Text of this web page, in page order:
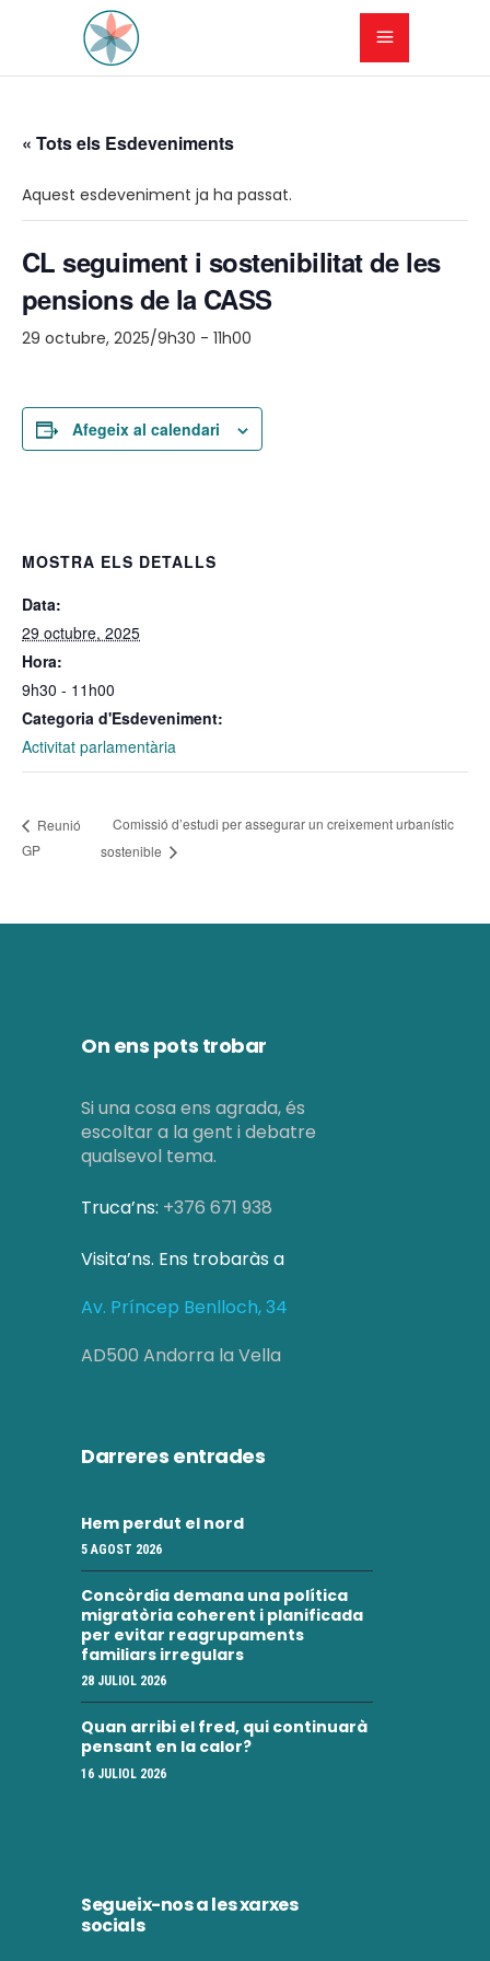
« Tots els Esdeveniments
Aquest esdeveniment ja ha passat.
CL seguiment i sostenibilitat de les
pensions de la CASS
29 octubre, 2025/9h30 - 11h00
Afegeix al calendari
MOSTRA ELS DETALLS
Data:
29 octubre, 2025
Hora:
9h30 - 11h00
Categoria d'Esdeveniment:
Activitat parlamentària
Reunió
GP
Comissió d’estudi per assegurar un creixement urbanístic
sostenible
On ens pots trobar
Si una cosa ens agrada, és
escoltar a la gent i debatre
qualsevol tema.
Truca’ns: +376 671 938
Visita’ns. Ens trobaràs a
Av. Príncep Benlloch, 34
AD500 Andorra la Vella
Darreres entrades
Hem perdut el nord
5 AGOST 2026
Concòrdia demana una política
migratòria coherent i planificada
per evitar reagrupaments
familiars irregulars
28 JULIOL 2026
Quan arribi el fred, qui continuarà
pensant en la calor?
16 JULIOL 2026
Segueix-nos a les xarxes
socials